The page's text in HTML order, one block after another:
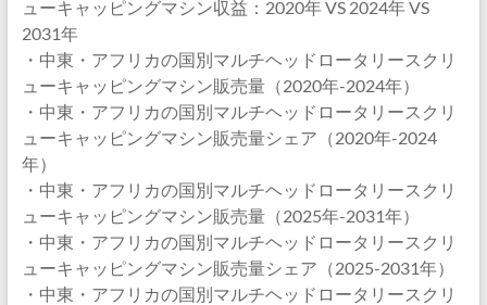
ューキャッピングマシン収益：2020年 VS 2024年 VS
2031年
・中東・アフリカの国別マルチヘッドロータリースクリ
ューキャッピングマシン販売量（2020年-2024年）
・中東・アフリカの国別マルチヘッドロータリースクリ
ューキャッピングマシン販売量シェア（2020年-2024
年）
・中東・アフリカの国別マルチヘッドロータリースクリ
ューキャッピングマシン販売量（2025年-2031年）
・中東・アフリカの国別マルチヘッドロータリースクリ
ューキャッピングマシン販売量シェア（2025-2031年）
・中東・アフリカの国別マルチヘッドロータリースクリ